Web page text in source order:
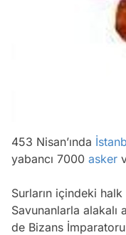
453 Nisan’ında
yabancı 7000 asker
Surların içindeki
Savunanlarla
de Bizans